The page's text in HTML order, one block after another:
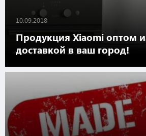
10.09.2018
Продукция Xiaomi оптом
доставкой в ваш город!